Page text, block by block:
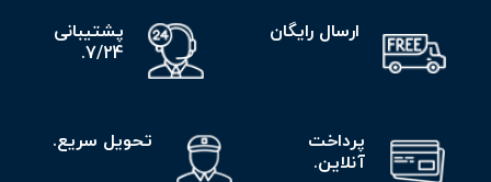
ارسال رایگان
پشتیبانی
7/24.
پرداخت
آنلاین.
تحویل سریع.